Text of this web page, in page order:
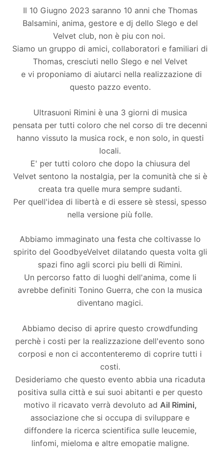
Il 10 Giugno 2023 saranno 10 anni che Thomas
Balsamini, anima, gestore e dj dello Slego e del
Velvet club, non è piu con noi.
Siamo un gruppo di amici, collaboratori e familiari di
Thomas, cresciuti nello Slego e nel Velvet
e vi proponiamo di aiutarci nella realizzazione di
questo pazzo evento.
Ultrasuoni Rimini è una 3 giorni di musica
pensata per tutti coloro che nel corso di tre decenni
hanno vissuto la musica rock, e non solo, in questi
locali.
E' per tutti coloro che dopo la chiusura del
Velvet sentono la nostalgia, per la comunità che si è
creata tra quelle mura sempre sudanti.
Per quell'idea di libertà e di essere sè stessi, spesso
nella versione più folle.
Abbiamo immaginato una festa che coltivasse lo
spirito del GoodbyeVelvet dilatando questa volta gli
spazi fino agli scorci piu belli di Rimini.
Un percorso fatto di luoghi dell'anima, come li
avrebbe definiti Tonino Guerra, che con la musica
diventano magici.
Abbiamo deciso di aprire questo crowdfunding
perchè i costi per la realizzazione dell'evento sono
corposi e non ci accontenteremo di coprire tutti i
costi.
Desideriamo che questo evento abbia una ricaduta
positiva sulla città e sui suoi abitanti e per questo
motivo il ricavato verrà devoluto ad Ail Rimini,
associazione che si occupa di sviluppare e
diffondere la ricerca scientifica sulle leucemie,
linfomi, mieloma e altre emopatie maligne.